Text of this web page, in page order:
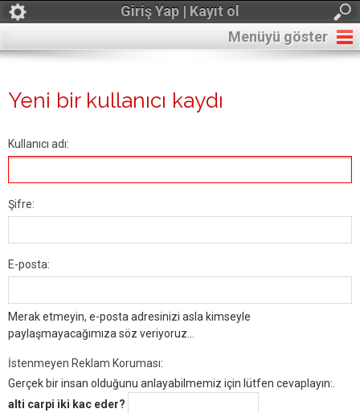
Giriş Yap | Kayıt ol
Menüyü göster
Yeni bir kullanıcı kaydı
Kullanıcı adı:
Şifre:
E-posta:
Merak etmeyin, e-posta adresinizi asla kimseyle
paylaşmayacağımıza söz veriyoruz...
İstenmeyen Reklam Koruması:
Gerçek bir insan olduğunu anlayabilmemiz için lütfen cevaplayın:.
alti carpi iki kac eder?